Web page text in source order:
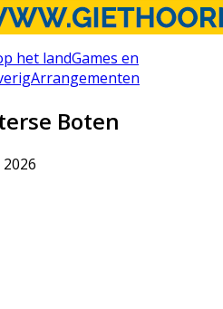
het landGames en
Arrangementen
Boten